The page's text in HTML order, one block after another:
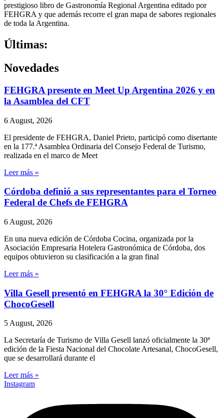
prestigioso libro de Gastronomía Regional Argentina editado por
FEHGRA y que además recorre el gran mapa de sabores regionales
de toda la Argentina.
Últimas:
Novedades
FEHGRA presente en Meet Up Argentina 2026 y en
la Asamblea del CFT
6 August, 2026
El presidente de FEHGRA, Daniel Prieto, participó como disertante
en la 177.ª Asamblea Ordinaria del Consejo Federal de Turismo,
realizada en el marco de Meet
Leer más »
Córdoba definió a sus representantes para el Torneo
Federal de Chefs de FEHGRA
6 August, 2026
En una nueva edición de Córdoba Cocina, organizada por la
Asociación Empresaria Hotelera Gastronómica de Córdoba, dos
equipos obtuvieron su clasificación a la gran final
Leer más »
Villa Gesell presentó en FEHGRA la 30° Edición de
ChocoGesell
5 August, 2026
La Secretaría de Turismo de Villa Gesell lanzó oficialmente la 30ª
edición de la Fiesta Nacional del Chocolate Artesanal, ChocoGesell,
que se desarrollará durante el
Leer más »
Instagram